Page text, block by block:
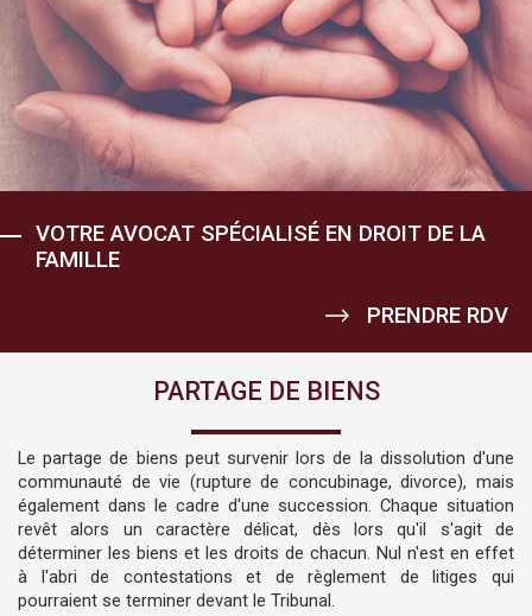
VOUS AIDER À DÉTERMINER LA MEILLEURE
PROTECTION JURIDIQUE DE VOS PROCHES...
PRENDRE RDV
VOTRE AVOCAT SPÉCIALISÉ EN DROIT DE LA
FAMILLE
PRENDRE RDV
NOUS PRÉPARONS VOTRE PROCÉDURE DE
DIVORCE DANS LES MEILLEURES
NOTRE MISSION : PROTÉGER VOS ENFANTS
ET RESTER À L'ÉCOUTE DE LEURS BESOINS !
PRENDRE RDV
NOUS VOUS ACCOMPAGNONS POUR FAIRE
VALOIR VOS DROITS !
PRENDRE RDV
VOUS AIDER À DÉTERMINER LA MEILLEURE
PROTECTION JURIDIQUE DE VOS PROCHES...
PRENDRE RDV
VOTRE AVOCAT SPÉCIALISÉ EN DROIT DE LA
FAMILLE
PRENDRE RDV
PARTAGE DE BIENS
Le partage de biens peut survenir lors de la dissolution d'une
communauté de vie (rupture de concubinage, divorce), mais
également dans le cadre d'une succession. Chaque situation
revêt alors un caractère délicat, dès lors qu'il s'agit de
déterminer les biens et les droits de chacun. Nul n'est en effet
à l'abri de contestations et de règlement de litiges qui
pourraient se terminer devant le Tribunal.